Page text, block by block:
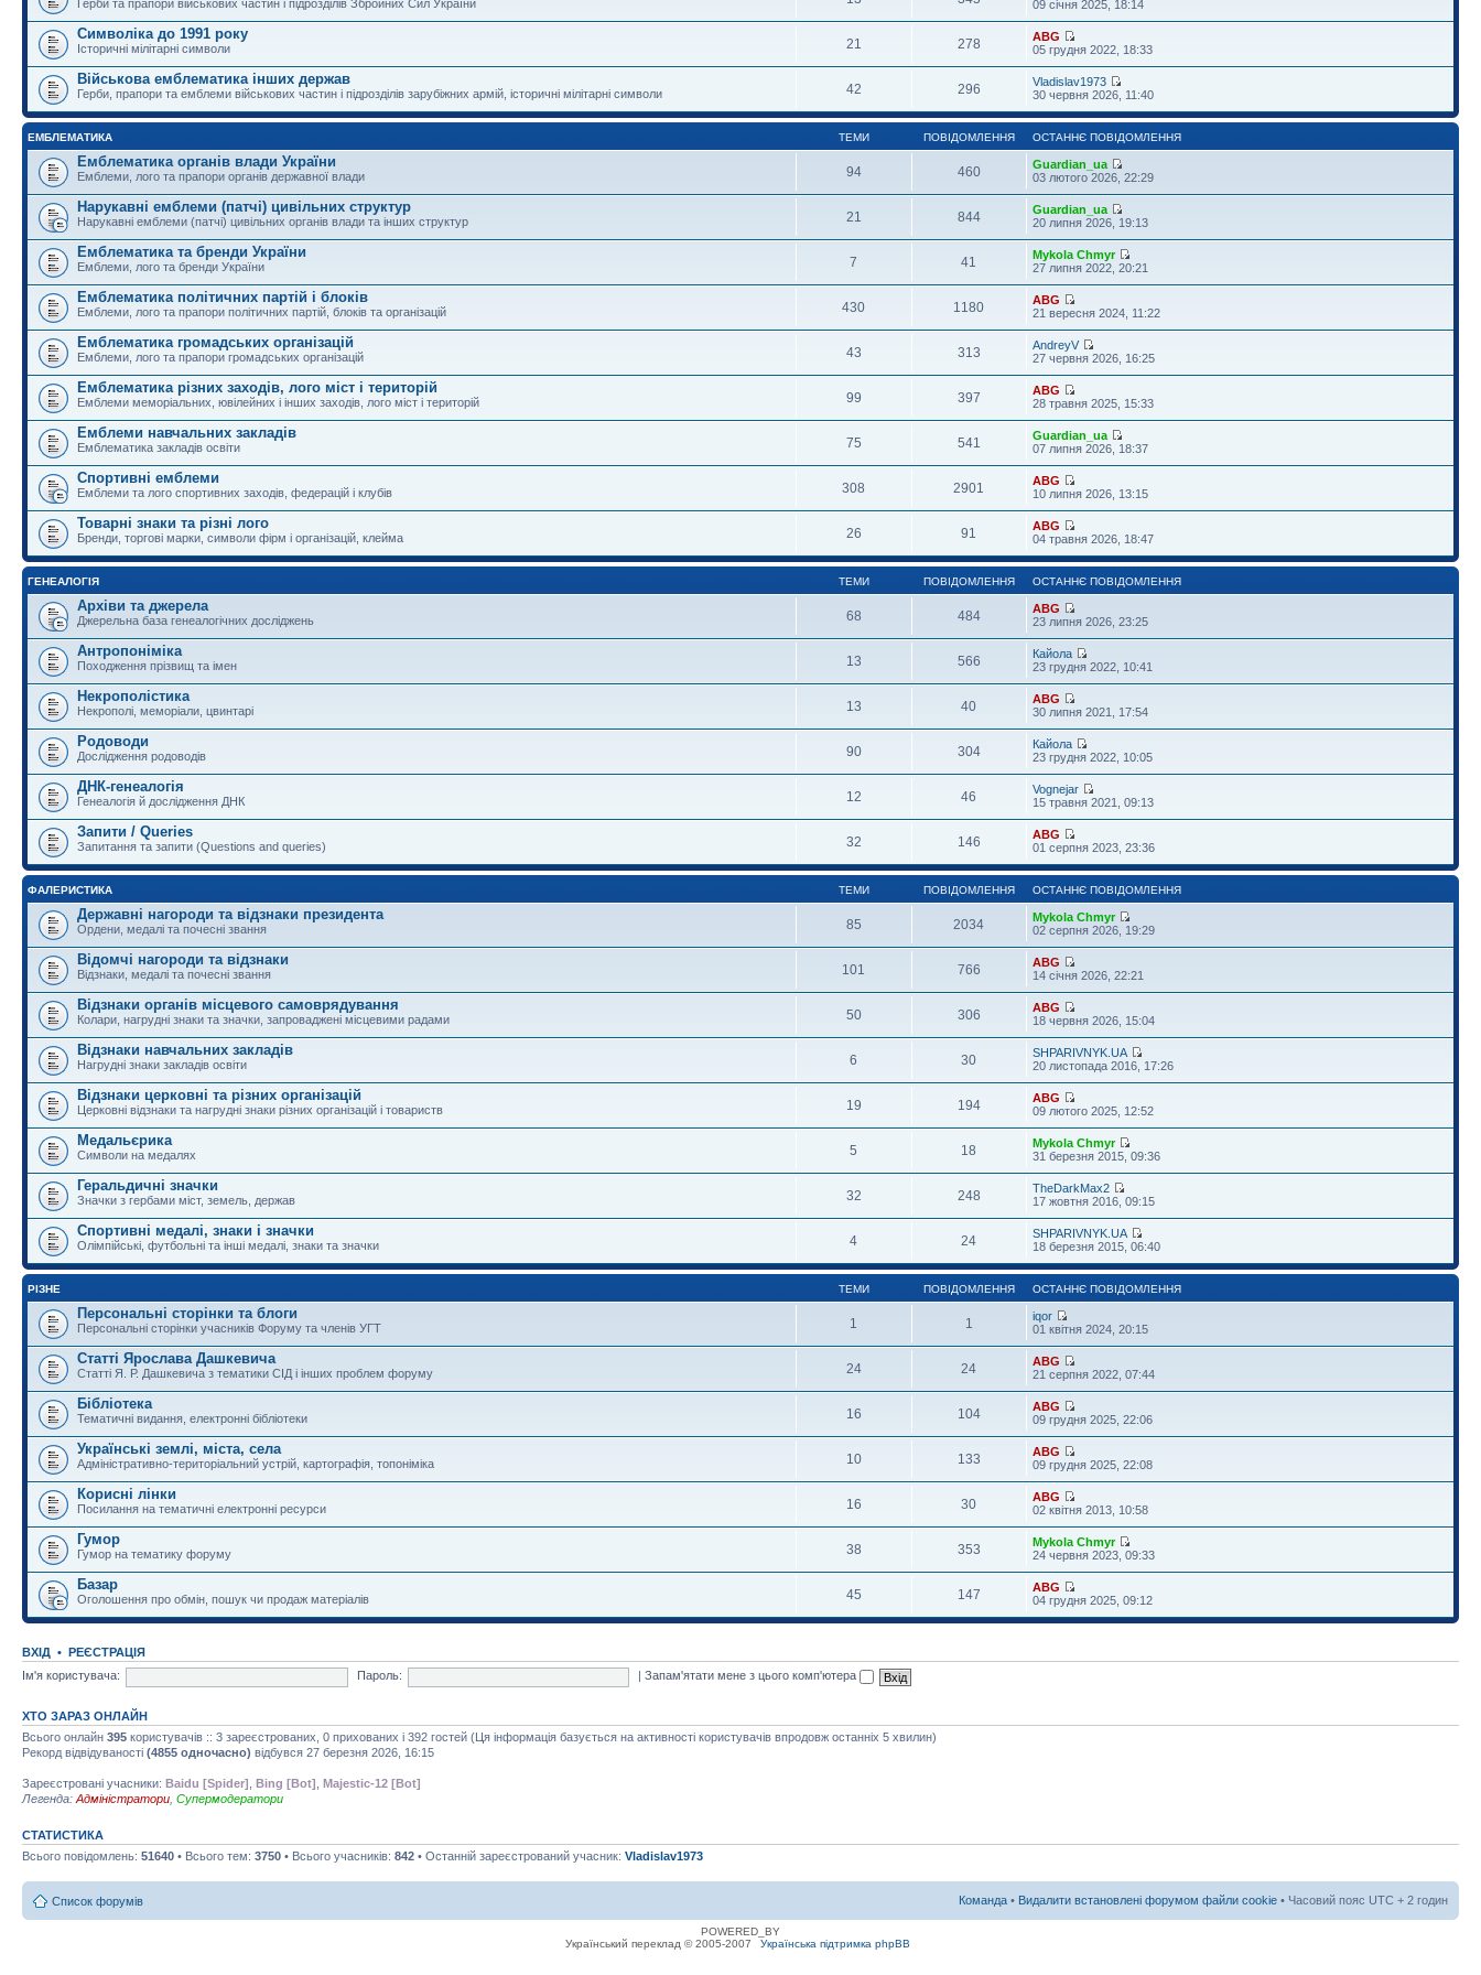
Герби та прапори військових частин і підрозділів Збройних Сил України 09 січня 2025, 18:14
Символіка до 1991 року
Історичні мілітарні символи 21 278
ABG
05 грудня 2022, 18:33
Військова емблематика інших держав
Герби, прапори та емблеми військових частин і підрозділів зарубіжних армій, історичні мілітарні символи 42 296
Vladislav1973
30 червня 2026, 11:40
ЕМБЛЕМАТИКА ТЕМИ ПОВІДОМЛЕННЯ ОСТАННЄ ПОВІДОМЛЕННЯ
Емблематика органів влади України
Емблеми, лого та прапори органів державної влади 94 460
Guardian_ua
03 лютого 2026, 22:29
Нарукавні емблеми (патчі) цивільних структур
Нарукавні емблеми (патчі) цивільних органів влади та інших структур 21 844
Guardian_ua
20 липня 2026, 19:13
Емблематика та бренди України
Емблеми, лого та бренди України 7 41
Mykola Chmyr
27 липня 2022, 20:21
Емблематика політичних партій і блоків
Емблеми, лого та прапори політичних партій, блоків та організацій 430 1180
ABG
21 вересня 2024, 11:22
Емблематика громадських організацій
Емблеми, лого та прапори громадських організацій 43 313
AndreyV
27 червня 2026, 16:25
Емблематика різних заходів, лого міст і територій
Емблеми меморіальних, ювілейних і інших заходів, лого міст і територій 99 397
ABG
28 травня 2025, 15:33
Емблеми навчальних закладів
Емблематика закладів освіти 75 541
Guardian_ua
07 липня 2026, 18:37
Спортивні емблеми
Емблеми та лого спортивних заходів, федерацій і клубів 308 2901
ABG
10 липня 2026, 13:15
Товарні знаки та різні лого
Бренди, торгові марки, символи фірм і організацій, клейма 26 91
ABG
04 травня 2026, 18:47
ГЕНЕАЛОГІЯ ТЕМИ ПОВІДОМЛЕННЯ ОСТАННЄ ПОВІДОМЛЕННЯ
Архіви та джерела
Джерельна база генеалогічних досліджень 68 484
ABG
23 липня 2026, 23:25
Антропоніміка
Походження прізвищ та імен 13 566
Кайола
23 грудня 2022, 10:41
Некрополістика
Некрополі, меморіали, цвинтарі 13 40
ABG
30 липня 2021, 17:54
Родоводи
Дослідження родоводів 90 304
Кайола
23 грудня 2022, 10:05
ДНК-генеалогія
Генеалогія й дослідження ДНК 12 46
Vognejar
15 травня 2021, 09:13
Запити / Queries
Запитання та запити (Questions and queries) 32 146
ABG
01 серпня 2023, 23:36
ФАЛЕРИСТИКА ТЕМИ ПОВІДОМЛЕННЯ ОСТАННЄ ПОВІДОМЛЕННЯ
Державні нагороди та відзнаки президента
Ордени, медалі та почесні звання 85 2034
Mykola Chmyr
02 серпня 2026, 19:29
Відомчі нагороди та відзнаки
Відзнаки, медалі та почесні звання 101 766
ABG
14 січня 2026, 22:21
Відзнаки органів місцевого самоврядування
Колари, нагрудні знаки та значки, запроваджені місцевими радами 50 306
ABG
18 червня 2026, 15:04
Відзнаки навчальних закладів
Нагрудні знаки закладів освіти 6 30
SHPARIVNYK.UA
20 листопада 2016, 17:26
Відзнаки церковні та різних організацій
Церковні відзнаки та нагрудні знаки різних організацій і товариств 19 194
ABG
09 лютого 2025, 12:52
Медальєрика
Символи на медалях 5 18
Mykola Chmyr
31 березня 2015, 09:36
Геральдичні значки
Значки з гербами міст, земель, держав 32 248
TheDarkMax2
17 жовтня 2016, 09:15
Спортивні медалі, знаки і значки
Олімпійські, футбольні та інші медалі, знаки та значки 4 24
SHPARIVNYK.UA
18 березня 2015, 06:40
РІЗНЕ ТЕМИ ПОВІДОМЛЕННЯ ОСТАННЄ ПОВІДОМЛЕННЯ
Персональні сторінки та блоги
Персональні сторінки учасників Форуму та членів УГТ 1 1
iqor
01 квітня 2024, 20:15
Статті Ярослава Дашкевича
Статті Я. Р. Дашкевича з тематики СІД і інших проблем форуму 24 24
ABG
21 серпня 2022, 07:44
Бібліотека
Тематичні видання, електронні бібліотеки 16 104
ABG
09 грудня 2025, 22:06
Українські землі, міста, села
Адміністративно-територіальний устрій, картографія, топоніміка 10 133
ABG
09 грудня 2025, 22:08
Корисні лінки
Посилання на тематичні електронні ресурси 16 30
ABG
02 квітня 2013, 10:58
Гумор
Гумор на тематику форуму 38 353
Mykola Chmyr
24 червня 2023, 09:33
Базар
Оголошення про обмін, пошук чи продаж матеріалів 45 147
ABG
04 грудня 2025, 09:12
ВХІД • РЕЄСТРАЦІЯ
Ім'я користувача:
Пароль: |Запам'ятати мене з цього комп'ютера
ХТО ЗАРАЗ ОНЛАЙН
Всього онлайн 395 користувачів :: 3 зареєстрованих, 0 прихованих і 392 гостей (Ця інформація базується на активності користувачів впродовж останніх 5 хвилин)
Рекорд відвідуваності (4855 одночасно) відбувся 27 березня 2026, 16:15
Зареєстровані учасники: Baidu [Spider] Bing [Bot] Majestic-12 [Bot]
Легенда: Адміністратори Супермодератори
СТАТИСТИКА
Всього повідомлень: 51640 • Всього тем: 3750 • Всього учасників: 842 • Останній зареєстрований учасник: Vladislav1973
Список форумів Команда • Видалити встановлені форумом файли cookie • Часовий пояс UTC + 2 годин
POWERED_BY
Український переклад © 2005-2007
Українська підтримка phpBB